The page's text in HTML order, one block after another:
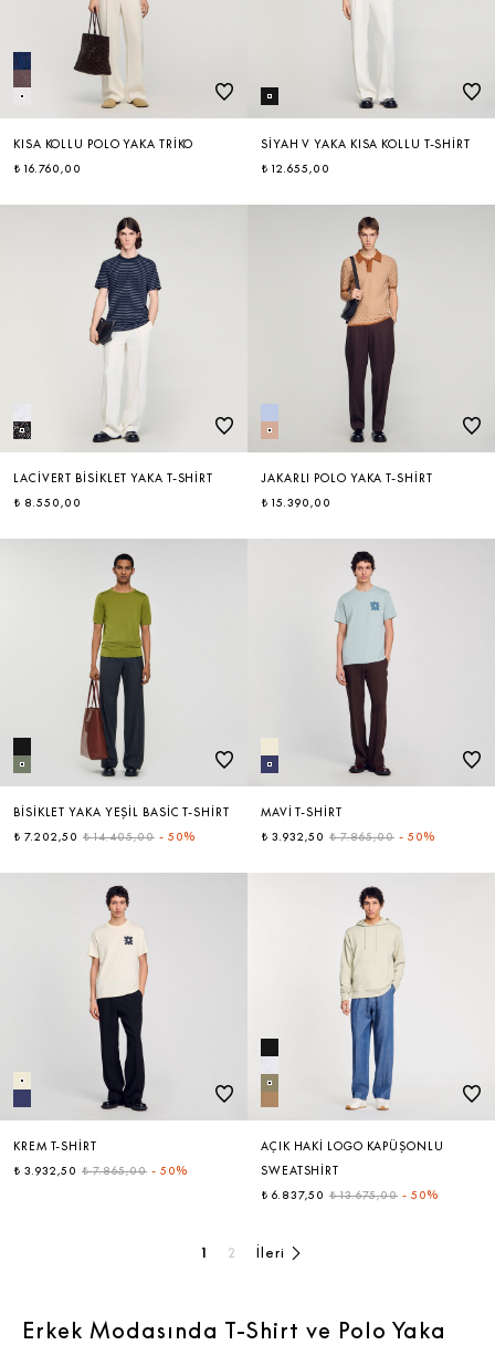
KISA KOLLU POLO YAKA TRIKO
₺ 16.760,00
SIYAH V YAKA KISA KOLLU T-SHIRT
₺ 12.655,00
LACIVERT BISIKLET YAKA T-SHIRT
₺ 8.550,00
JAKARLI POLO YAKA T-SHIRT
₺ 15.390,00
BISIKLET YAKA YEŞIL BASIC T-SHIRT
₺ 7.202,50 ₺ 14.405,00 - 50%
MAVI T-SHIRT
₺ 3.932,50 ₺ 7.865,00 - 50%
KREM T-SHIRT
₺ 3.932,50 ₺ 7.865,00 - 50%
AÇIK HAKI LOGO KAPÜŞONLU
SWEATSHIRT
₺ 6.837,50 ₺ 13.675,00 - 50%
1 2 İleri
Erkek Modasında T-Shirt ve Polo Yaka